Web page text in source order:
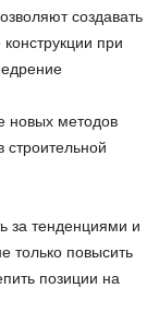
создавать
при
новых методов
строительной
за тенденциями и
только повысить
позиции на